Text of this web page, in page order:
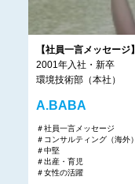
【社員一言メッセージ】
2001年入社・新卒
環境技術部（本社）
A.BABA
＃社員一言メッセージ
＃コンサルティング（海外）
＃中堅
＃出産・育児
＃女性の活躍